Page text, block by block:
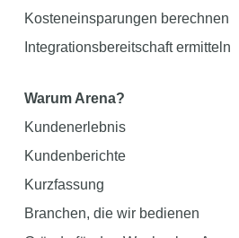
Kosteneinsparungen berechnen
Integrationsbereitschaft ermitteln
Warum Arena?
Kundenerlebnis
Kundenberichte
Kurzfassung
Branchen, die wir bedienen